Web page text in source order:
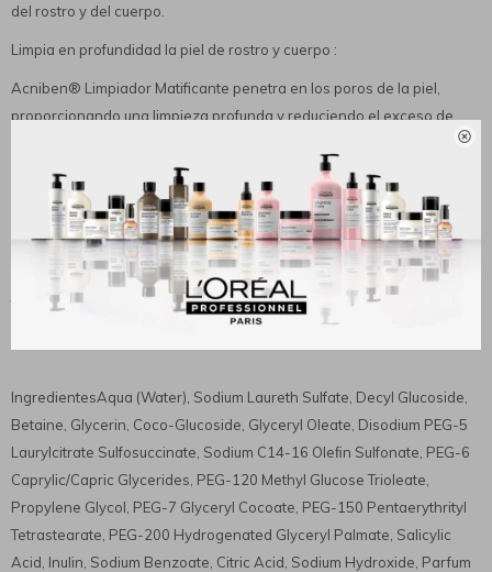

del rostro y del cuerpo.
Limpia en profundidad la piel de rostro y cuerpo :
Acniben® Limpiador Matificante penetra en los poros de la piel,
proporcionando una limpieza profunda y reduciendo el exceso de
Limpia los poros en profundidad :
Acniben® Limpiador Matificante limpia la piel grasa o con tendencia
acneica sin resecar. Gracias a su fórmula, desobstruye los poros,
elimina las impurezas y reduce el exceso de sebo, dejando la piel
fresca y matiﬁcada.
IngredientesAqua (Water), Sodium Laureth Sulfate, Decyl Glucoside,
Betaine, Glycerin, Coco-Glucoside, Glyceryl Oleate, Disodium PEG-5
Laurylcitrate Sulfosuccinate, Sodium C14-16 Oleﬁn Sulfonate, PEG-6
Caprylic/Capric Glycerides, PEG-120 Methyl Glucose Trioleate,
Propylene Glycol, PEG-7 Glyceryl Cocoate, PEG-150 Pentaerythrityl
Tetrastearate, PEG-200 Hydrogenated Glyceryl Palmate, Salicylic
Acid, Inulin, Sodium Benzoate, Citric Acid, Sodium Hydroxide, Parfum